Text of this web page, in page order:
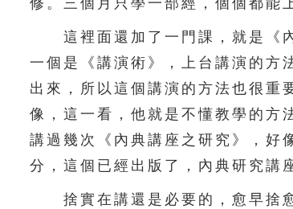
修。三個月只學一部經，個個都能
這裡面還加了一門課，就是《內
一個是《講演術》，上台講演的方
出來，所以這個講演的方法也很重
像，這一看，他就是不懂教學的方
講過幾次《內典講座之研究》，好
分，這個已經出版了，內典研究講
捨實在講還是必要的，愈早捨愈